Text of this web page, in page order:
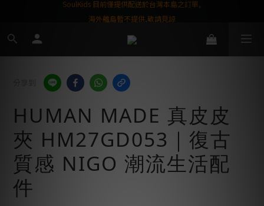
HUMAN MADE 真皮皮
夾 HM27GD053｜復古
質感 NIGO 潮流生活配
件
屬購物金❤️
SoulKids 目前僅提供配送於台灣本島之訂單,
海外離島暫不提供,敬請見諒